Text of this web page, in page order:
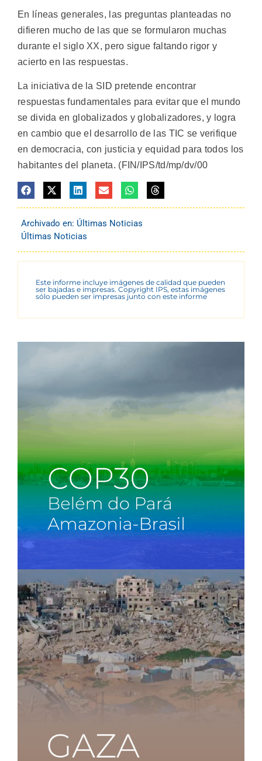
En líneas generales, las preguntas planteadas no
difieren mucho de las que se formularon muchas
durante el siglo XX, pero sigue faltando rigor y
acierto en las respuestas.
La iniciativa de la SID pretende encontrar
respuestas fundamentales para evitar que el mundo
se divida en globalizados y globalizadores, y logra
en cambio que el desarrollo de las TIC se verifique
en democracia, con justicia y equidad para todos los
habitantes del planeta. (FIN/IPS/td/mp/dv/00
Archivado en: Últimas Noticias
Últimas Noticias
Este informe incluye imágenes de calidad que pueden
ser bajadas e impresas. Copyright IPS, estas imágenes
sólo pueden ser impresas junto con este informe